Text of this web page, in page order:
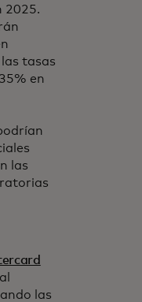
2025.
tasas
en
las
las